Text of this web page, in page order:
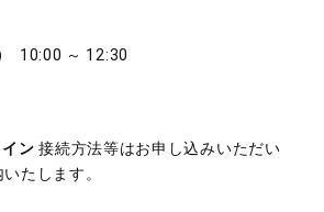
10:00 ～ 12:30
ン 接続方法等はお申し込みいただい
たします。